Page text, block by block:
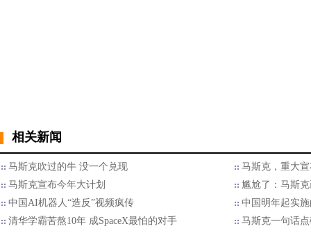
相关新闻
马斯克吹过的牛 没一个兑现
马斯克，重大
马斯克宣布今年大计划
尴尬了：马斯
中国AI机器人“造反”视频疯传
中国明年起实
清华学霸苦熬10年 成SpaceX最怕的对手
马斯克一句话